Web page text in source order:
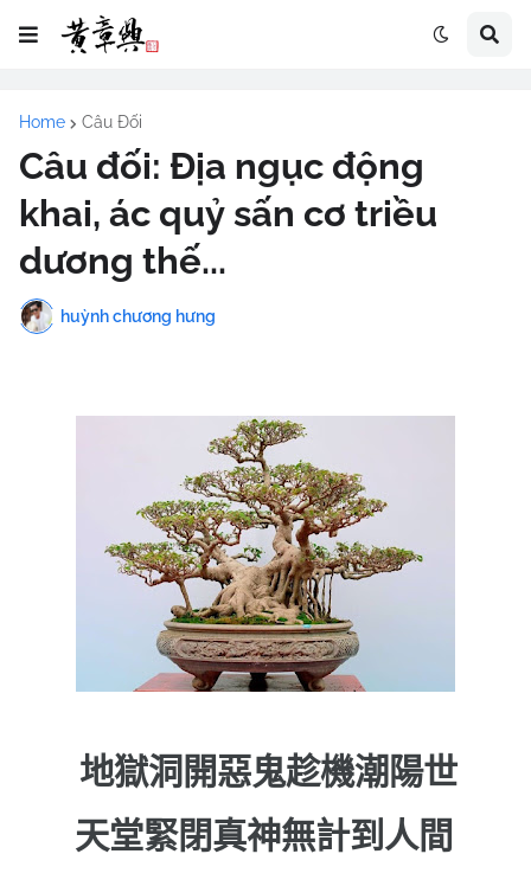
Home Câu Đối
Câu đối: Địa ngục động
khai, ác quỷ sấn cơ triều
dương thế...
huỳnh chương hưng
地獄洞開惡鬼趁機潮陽世
天堂緊閉真神無計到人間